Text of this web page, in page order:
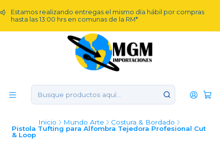
Estamos realizando entregas el mismo día hábil por compras
hasta las 13:00 hrs en comunas de la RM*
Inicio Mundo Arte
Costura & Bordado
Pistola Tufting para Alfombra Tejedora Profesional Cut
& Loop